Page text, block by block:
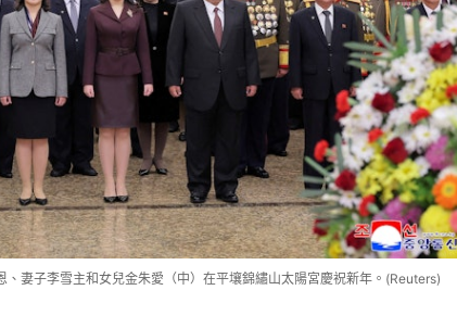
、妻子李雪主和女兒金朱愛（中）在平壤錦繡山太陽宮慶祝新年。(Reuters)